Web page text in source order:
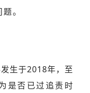
。
生于2018年，至
是否已过追责时